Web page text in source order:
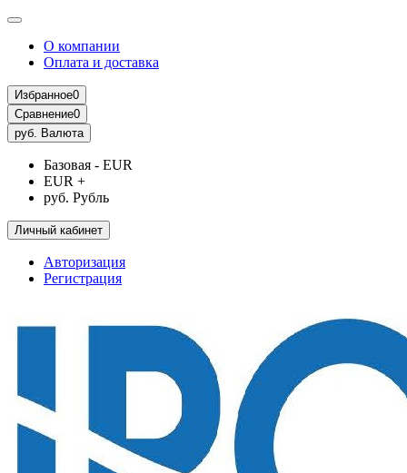
О компании
Оплата и доставка
Избранное0
Сравнение0
руб. Валюта
Базовая - EUR
EUR +
руб. Рубль
Личный кабинет
Авторизация
Регистрация